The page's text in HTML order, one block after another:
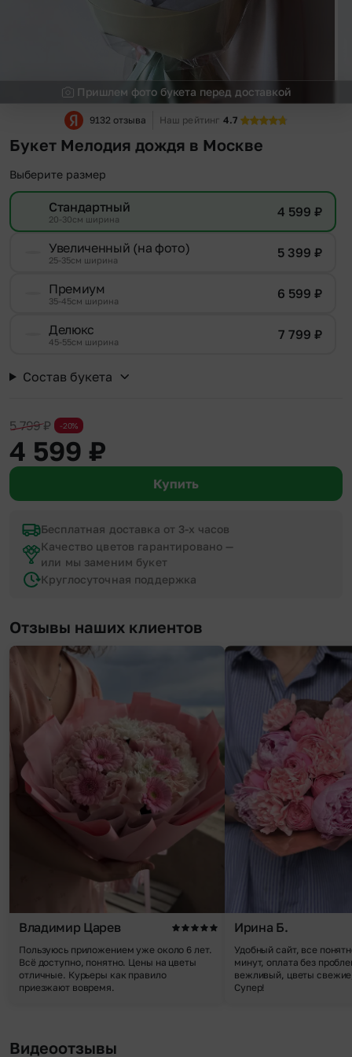
Пришлем фото букета перед доставкой
9132 отзыва Наш рейтинг 4.7
Букет Мелодия дождя в Москве
Выберите размер
Стандартный
20-30см ширина 4 599 ₽
Увеличенный (на фото)
25-35см ширина 5 399 ₽
Премиум
35-45см ширина 6 599 ₽
Делюкс
45-55см ширина 7 799 ₽
Состав букета
5 799₽ -20%
4 599 ₽
Купить
Бесплатная доставка от 3-х часов
Качество цветов гарантировано —
или мы заменим букет
Круглосуточная поддержка
Отзывы наших клиентов
Владимир Царев
Пользуюсь приложением уже около 6 лет.
Всё доступно, понятно. Цены на цветы
отличные. Курьеры как правило
приезжают вовремя.
Ирина Б.
Удобный сайт, все
минут, оплата без
вежливый, цветы
Супер!
Видеоотзывы